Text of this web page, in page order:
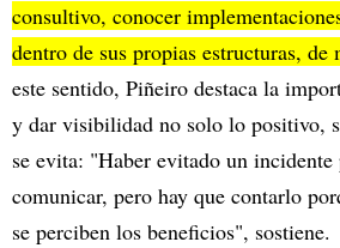
consultivo, conocer
dentro de sus propias estructuras, de
este sentido, Piñeiro destaca la
y dar visibilidad no solo lo positivo,
se evita: "Haber evitado un
comunicar, pero hay que contarlo
se perciben los beneficios", sostiene.